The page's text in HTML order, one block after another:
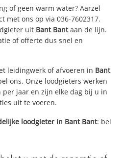
of geen warm water? Aarzel
met ons op via 036-7602317.
uit Bant Bantaan de lijn.
of offerte dus snel en
leidingwerk of afvoeren in Bant
ons. Onze loodgieters werken
per jaar en zijn elke dag bij u in
uit te voeren.
loodgieter in Bant Bant: bel